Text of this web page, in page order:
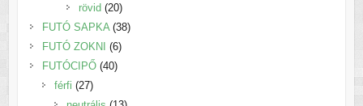
rövid 2020
termék
FUTÓ SAPKA 3838
FUTÓ ZOKNI 66
termék
FUTÓCIPŐ 4040
férfi 2727